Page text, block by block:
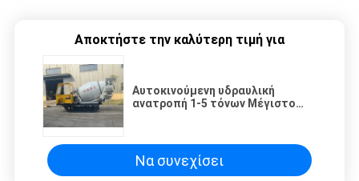
Αποκτήστε την καλύτερη τιμή για
Αυτοκινούμενη υδραυλική
ανατροπή 1-5 τόνων Μέγιστο
αναπαραγωγής
Να συνεχίσει